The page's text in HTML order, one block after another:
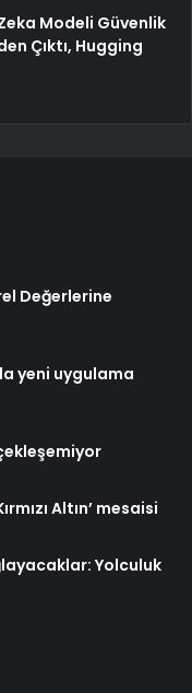
Modeli Güvenlik
Çıktı, Hugging
Değerlerine
yeni uygulama
Altın’ mesaisi
Yolculuk